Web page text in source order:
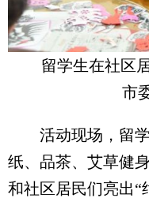
留学生在社区
市
活动现场，留学
纸、品茶、艾草健
和社区居民们亮出“